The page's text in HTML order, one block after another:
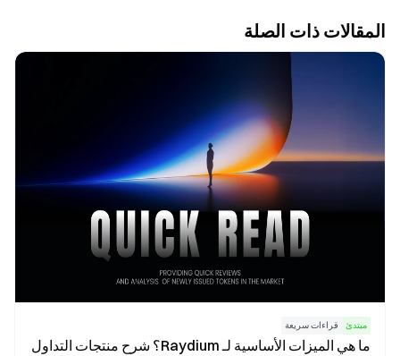
المقالات ذات الصلة
مبتدئ قراءات سريعة
ما هي الميزات الأساسية لـ Raydium؟ شرح منتجات التداول